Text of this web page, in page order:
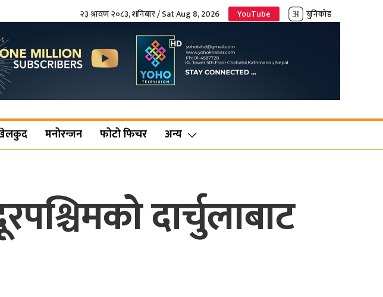
२३ श्रावण २०८३, शनिबार / Sat Aug 8, 2026 YouTube युनिकोड
मनोरन्जन फोटो फिचर अन्य
दार्चुलाबाट